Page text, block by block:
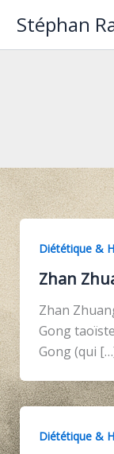
contenu
Stéphan
Diététique &
Zhan
Zhan
Gong
Gong (qui
Diététique &